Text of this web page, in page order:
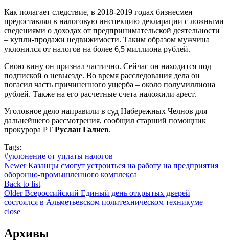
Как полагает следствие, в 2018-2019 годах бизнесмен
предоставлял в налоговую инспекцию декларации с ложными
сведениями о доходах от предпринимательской деятельности
– купли-продажи недвижимости. Таким образом мужчина
уклонился от налогов на более 6,5 миллиона рублей.
Свою вину он признал частично. Сейчас он находится под
подпиской о невыезде. Во время расследования дела он
погасил часть причиненного ущерба – около полумиллиона
рублей. Также на его расчетные счета наложили арест.
Уголовное дело направили в суд Набережных Челнов для
дальнейшего рассмотрения, сообщил старший помощник
прокурора РТ Руслан Галиев.
Tags:
#уклонение от уплаты налогов
Newer Казанцы смогут устроиться на работу на предприятия
оборонно-промышленного комплекса
Back to list
Older Всероссийский Единый день открытых дверей
состоялся в Альметьевском политехническом техникуме
close
Архивы